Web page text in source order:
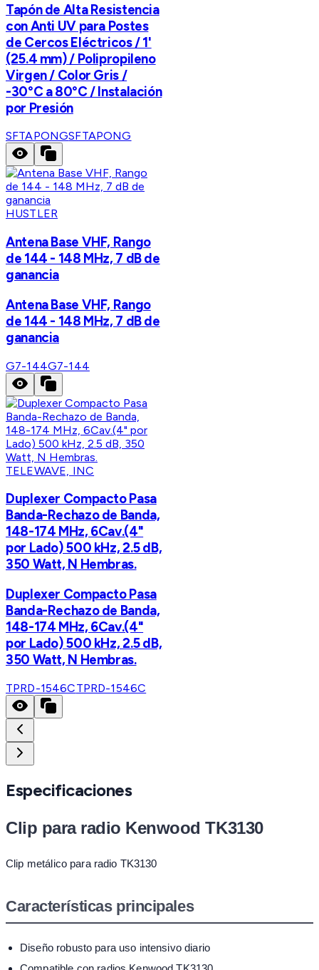
Tapón de Alta Resistencia
con Anti UV para Postes
de Cercos Eléctricos / 1'
(25.4 mm) / Polipropileno
Virgen / Color Gris /
-30°C a 80°C / Instalación
por Presión
SFTAPONGSFTAPONG
HUSTLER
Antena Base VHF, Rango
de 144 - 148 MHz, 7 dB de
ganancia
Antena Base VHF, Rango
de 144 - 148 MHz, 7 dB de
ganancia
G7-144G7-144
TELEWAVE, INC
Duplexer Compacto Pasa
Banda-Rechazo de Banda,
148-174 MHz, 6Cav.(4"
por Lado) 500 kHz, 2.5 dB,
350 Watt, N Hembras.
Duplexer Compacto Pasa
Banda-Rechazo de Banda,
148-174 MHz, 6Cav.(4"
por Lado) 500 kHz, 2.5 dB,
350 Watt, N Hembras.
TPRD-1546CTPRD-1546C
Especificaciones
Clip para radio Kenwood TK3130
Clip metálico para radio TK3130
Características principales
Diseño robusto para uso intensivo diario